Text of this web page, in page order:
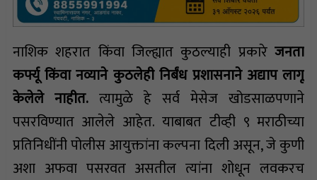
नाशिक शहरात किंवा जिल्ह्यात कुठल्याही प्रकारेजनता
कर्फ्यू किंवा नव्याने कुठलेही निर्बंध प्रशासनाने अद्याप लागू
केलेले नाहीत.त्यामुळे हे सर्व मेसेज खोडसाळपणाने
पसरविण्यात आलेले आहेत. याबाबत टीव्ही ९ मराठीच्या
प्रतिनिधींनी पोलीस आयुक्तांना कल्पना दिली असून, जे कुणी
अशा अफवा पसरवत असतील त्यांना शोधून लवकरच